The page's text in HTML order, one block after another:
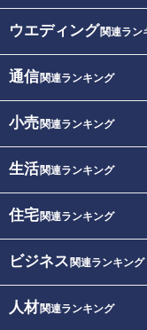
ウエディング関連ラン
通信関連ランキング
小売関連ランキング
生活関連ランキング
住宅関連ランキング
ビジネス 関連ランキング
人材関連ランキング